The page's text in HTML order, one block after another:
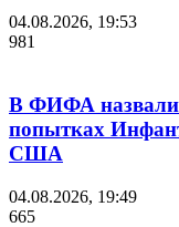
04.08.2026, 19:53
981
В ФИФА
попытках
США
04.08.2026, 19:49
665